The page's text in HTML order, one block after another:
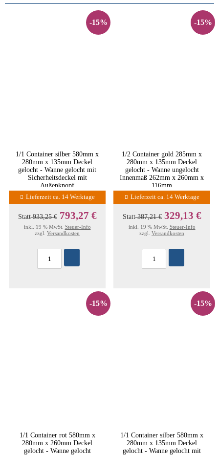
-15%
1/1 Container silber 580mm x
280mm x 135mm Deckel
gelocht - Wanne gelocht mit
Sicherheitsdeckel mit
Außenknopf
Lieferzeit ca. 14 Werktage
Statt933,25 € 793,27 €
inkl. 19 % MwSt. Steuer-Info
zzgl. Versandkosten
-15%
1/2 Container gold 285mm x
280mm x 135mm Deckel
gelocht - Wanne ungelocht
Innenmaß 262mm x 260mm x
116mm
Lieferzeit ca. 14 Werktage
Statt387,21 € 329,13 €
inkl. 19 % MwSt. Steuer-Info
zzgl. Versandkosten
-15%
1/1 Container rot 580mm x
280mm x 260mm Deckel
gelocht - Wanne gelocht
-15%
1/1 Container silber 580mm x
280mm x 135mm Deckel
gelocht - Wanne gelocht mit